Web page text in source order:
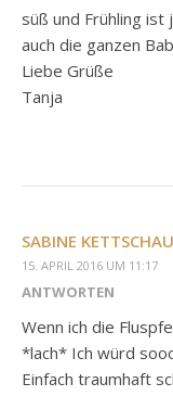
süß und Frühling
auch die ganzen
Liebe Grüße
Tanja
SABINE KETTSCHAU
15. APRIL 2016 UM 11:17
ANTWORTEN
Wenn ich die
*lach* Ich würd
Einfach traumhaft